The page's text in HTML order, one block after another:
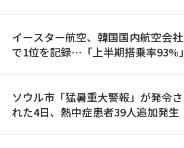
イースター航空、韓国国内航空会社
で1位を記録…「上半期搭乗率93%」
ソウル市「猛暑重大警報」が発令さ
れた4日、熱中症患者39人追加発生